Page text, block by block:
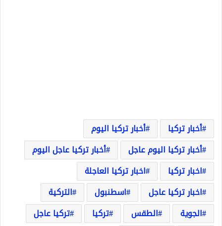
أخبار تركيا
أخبار تركيا اليوم
أخبار تركيا اليوم عاجل
أخبار تركيا عاجل اليوم
اخبار تركيا
اخبار تركيا العاجلة
اخبار تركيا عاجل
اسطنبول
التركية
الجوية
الطقس تركيا
تركيا عاجل